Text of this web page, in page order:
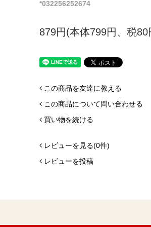
*032256252674
879円(本体799円、税80
この商品を友達に教える
この商品について問い合わせる
買い物を続ける
レビューを見る(0件)
レビューを投稿